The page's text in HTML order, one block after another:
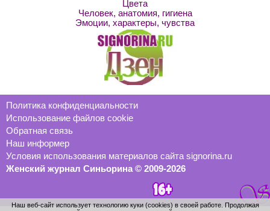
Цвета
Человек, анатомия, гигиена
Эмоции, характеры, чувства
Политика конфиденциальности
Использование файлов cookie
Обратная связь
Наш информер
Условия использования материалов сайта signorina.ru
Женский журнал Синьорина © 2009-2026
Наш веб-сайт использует технологию куки (cookies) в своей работе. Продолжая